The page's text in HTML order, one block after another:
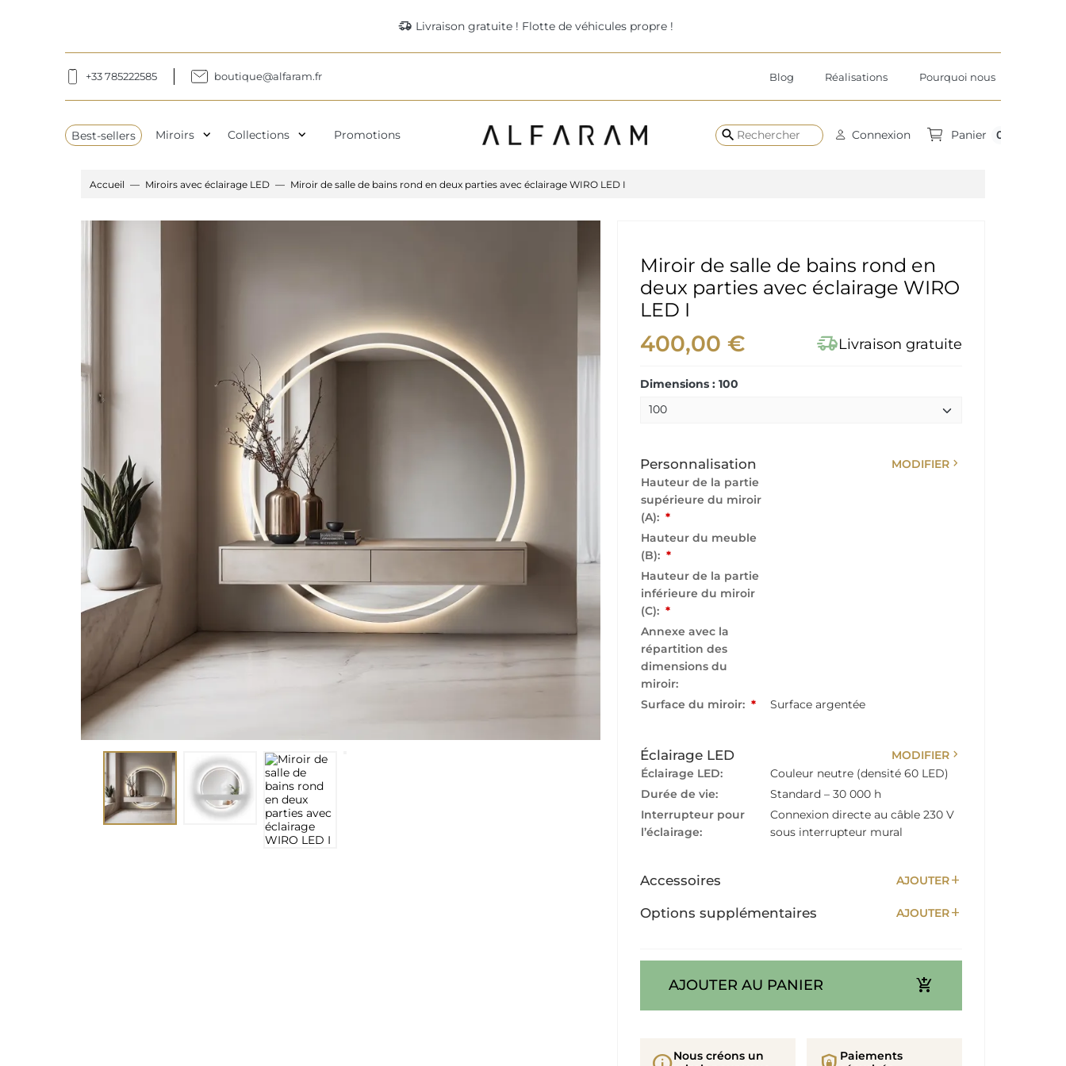
delivery_truck_speed Livraison gratuite ! Flotte de véhicules propre !
+33 785222585 boutique@alfaram.fr Blog Réalisations Pourquoi nous
Best-sellers Miroirs expand_more Collections expand_more Promotions search Connexion Panier 0
Accueil Miroirs avec éclairage LED Miroir de salle de bains rond en deux parties avec éclairage WIRO LED I
Miroir de salle de bains rond en
deux parties avec éclairage WIRO
LED I
400,00 € delivery_truck_speedLivraison gratuite
Dimensions : 100
Personnalisation MODIFIER chevron_right
Hauteur de la partie
supérieure du miroir
(A): *
Hauteur du meuble
(B): *
Hauteur de la partie
inférieure du miroir
(C): *
Annexe avec la
répartition des
dimensions du
miroir:
Surface du miroir: * Surface argentée
Éclairage LED MODIFIER chevron_right
Éclairage LED:
Couleur neutre (densité 60 LED)
Durée de vie:
Standard – 30 000 h
Interrupteur pour
l’éclairage:
Connexion directe au câble 230 V
sous interrupteur mural
Accessoires AJOUTERadd
Options supplémentaires AJOUTERadd
AJOUTER AU PANIER add_shopping_cart
Nous créons un
Paiements